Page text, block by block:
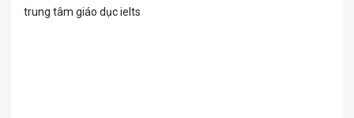
trung tâm giáo dục ielts